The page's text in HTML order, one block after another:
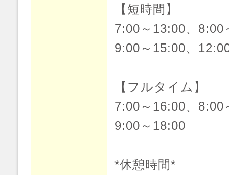
【短時間】
7:00～13:00、8:00
9:00～15:00、
【フルタイム】
7:00～16:00、8:00
9:00～18:00
*休憩時間*